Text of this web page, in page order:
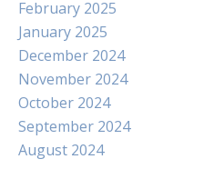
February 2025
January 2025
December 2024
November 2024
October 2024
September 2024
August 2024